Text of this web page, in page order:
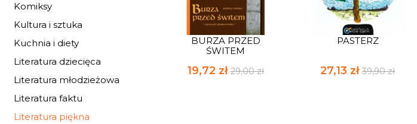
Komiksy
Kultura i sztuka
Kuchnia i diety
Literatura dziecięca
Literatura młodzieżowa
Literatura faktu
Literatura piękna
BURZA PRZED
ŚWITEM
19,72 zł 29,00 zł
PASTERZ
27,13 zł39,90 zł